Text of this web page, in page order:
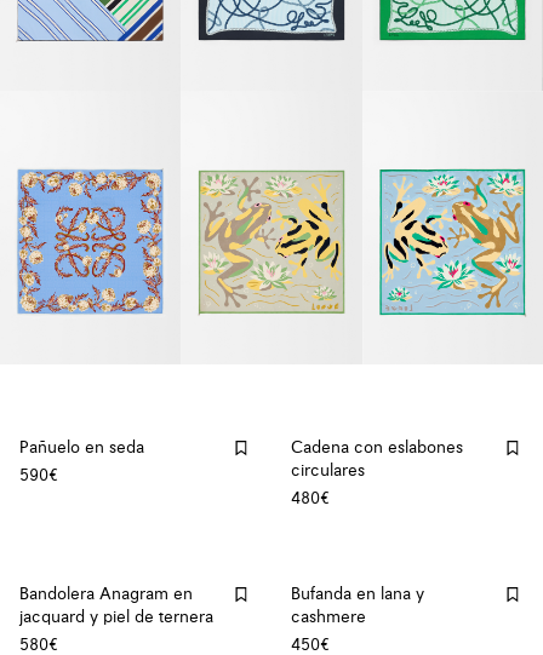
Pañuelo en seda
590€
Cadena con eslabones
circulares
480€
Bandolera Anagram en
jacquard y piel de ternera
580€
Bufanda en lana y
cashmere
450€